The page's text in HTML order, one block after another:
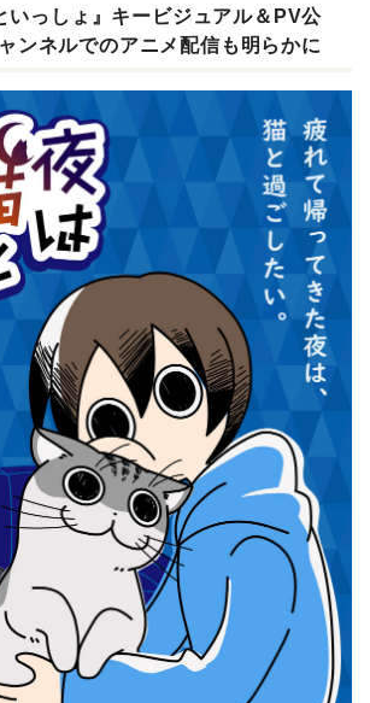
いっしょ』キービジュアル＆PV公
ンネルでのアニメ配信も明らかに